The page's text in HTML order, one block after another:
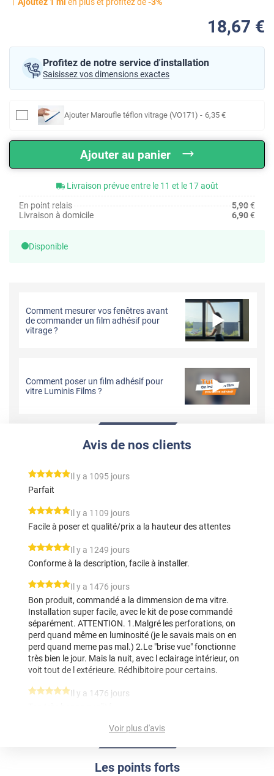
18,67 €
Profitez de notre service d'installation
Saisissez vos dimensions exactes
Ajouter Maroufle téflon vitrage (VO171) - 6,35 €
Ajouter au panier
Livraison prévue entre le 11 et le 17 août
En point relais
5,90€
Livraison à domicile
6,90€
Disponible
Comment mesurer vos fenêtres avant
de commander un film adhésif pour
vitrage ?
Comment poser un film adhésif pour
vitre Luminis Films ?
Les points forts
Avis de nos clients
*****
Il y a 1095 jours
Parfait
*****
Il y a 1109 jours
Facile à poser et qualité/prix a la hauteur des attentes
*****
Il y a 1249 jours
Conforme à la description, facile à installer.
*****
Il y a 1476 jours
Bon produit, commandé a la dimmension de ma vitre.
Installation super facile, avec le kit de pose commandé
séparément. ATTENTION. 1.Malgré les perforations, on
perd quand même en luminosité (je le savais mais on en
perd quand meme pas mal.) 2.Le "brise vue" fonctionne
très bien le jour. Mais la nuit, avec l eclairage intérieur, on
voit tout de l extérieure. Rédhibitoire pour certains.
*****
Il y a 1476 jours
Il y a 1498 jours
changer rien, et à bientôt pour une nouvelle commande.
Voir plus d'avis